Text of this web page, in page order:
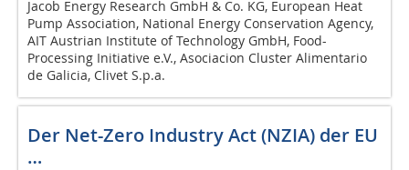
Jacob Energy Research GmbH & Co. KG, European Heat
Pump Association, National Energy Conservation Agency,
AIT Austrian Institute of Technology GmbH, Food-
Processing Initiative e.V., Asociacion Cluster Alimentario
de Galicia, Clivet S.p.a.
Der Net-Zero Industry Act (NZIA) der EU
…